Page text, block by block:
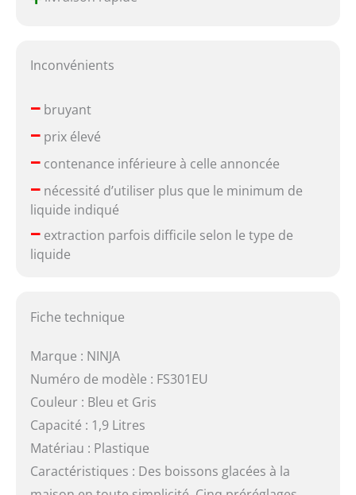
Inconvénients
–bruyant
–prix élevé
–contenance inférieure à celle annoncée
–nécessité d’utiliser plus que le minimum de
liquide indiqué
–extraction parfois difficile selon le type de
liquide
Fiche technique
Marque : NINJA
Numéro de modèle : FS301EU
Couleur : Bleu et Gris
Capacité : 1,9 Litres
Matériau : Plastique
Caractéristiques : Des boissons glacées à la